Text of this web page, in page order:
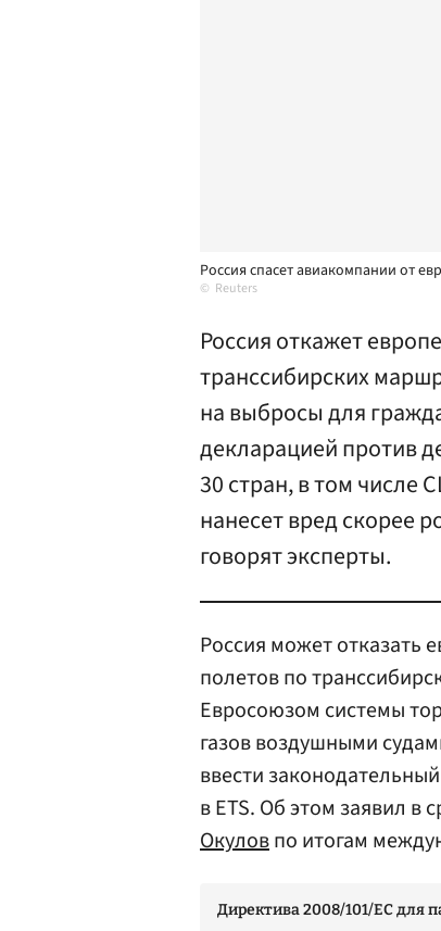
Россия спасет авиакомпании от
Reuters
Россия откажет
транссибирских
на выбросы для
декларацией против
30 стран, в том числе
нанесет вред скорее
говорят эксперты.
Россия может отказать
полетов по
Евросоюзом системы
газов воздушными
ввести
в ETS. Об этом заявил в
Окуловпо итогам
Директива 2008/101/ЕС для